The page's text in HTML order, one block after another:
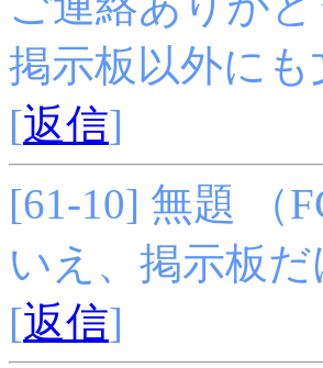
掲示板以外に
[返信]
[61-10] 無題 （
いえ、掲示板
[返信]